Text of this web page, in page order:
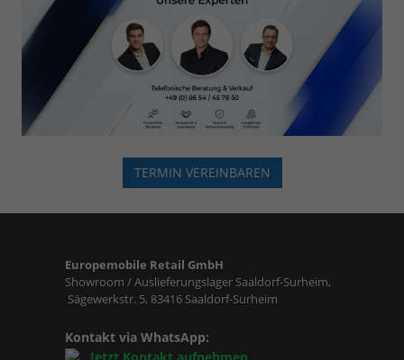
TERMIN VEREINBAREN
Europemobile Retail GmbH
Showroom / Auslieferungslager Saaldorf-Surheim,
Sägewerkstr. 5, 83416 Saaldorf-Surheim
Kontakt via WhatsApp: